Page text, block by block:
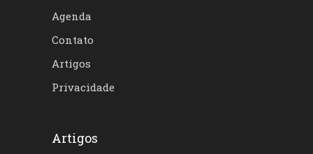
Agenda
Contato
Artigos
Privacidade
Artigos